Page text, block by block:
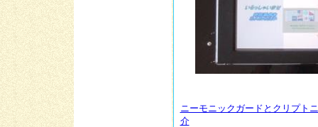
ニーモニックガードとクリプト
介